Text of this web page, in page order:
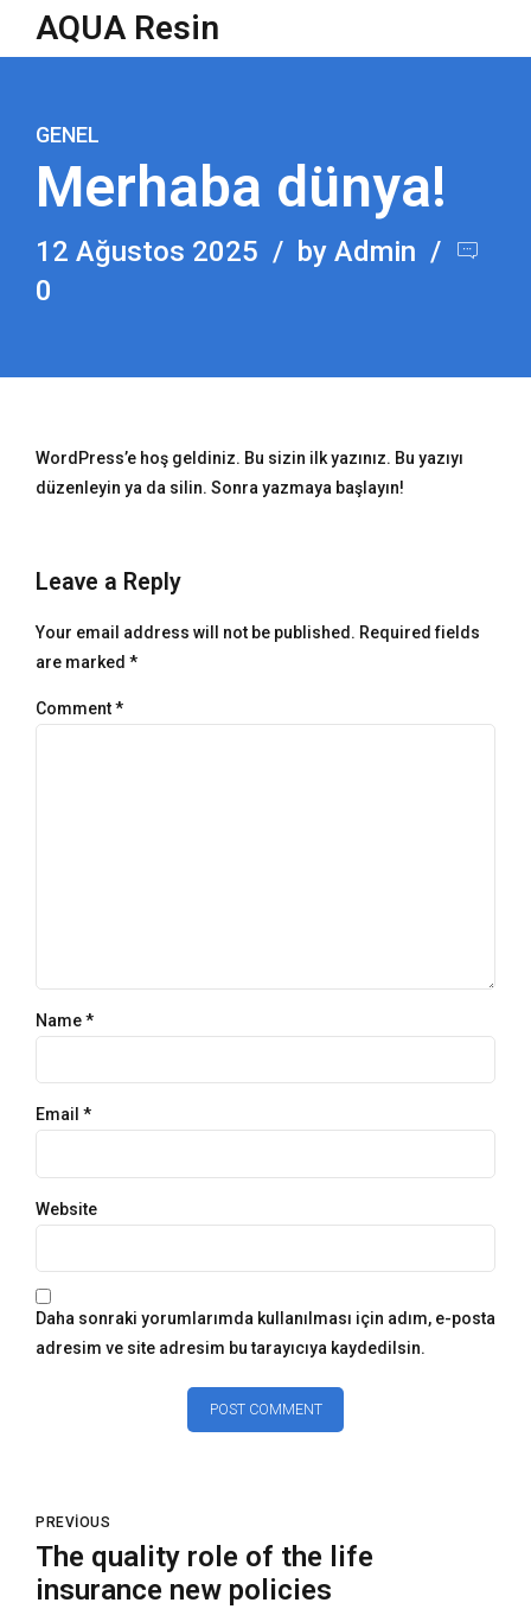
AQUA Resin
GENEL
Merhaba dünya!
12 Ağustos 2025
by Admin
0
WordPress’e hoş geldiniz. Bu sizin ilk yazınız. Bu yazıyı
düzenleyin ya da silin. Sonra yazmaya başlayın!
Leave a Reply
Your email address will not be published. Required fields
are marked *
Comment*
Name *
Email *
Website
Daha sonraki yorumlarımda kullanılması için adım, e-posta
adresim ve site adresim bu tarayıcıya kaydedilsin.
POST COMMENT
PREVIOUS
The quality role of the life
insurance new policies